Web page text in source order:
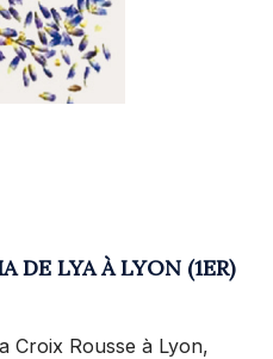
DE LYA À LYON (1ER)
Croix Rousse à Lyon,